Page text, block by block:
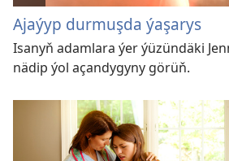
Ajaýyp durmuşda ýaşarys
Isanyň adamlara ýer ýüzündäki
nädip ýol açandygyny görüň.